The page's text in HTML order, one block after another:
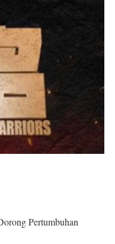
Pertumbuhan